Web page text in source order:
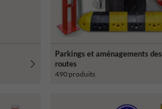
Parkings et aménagements des
routes
490 produits